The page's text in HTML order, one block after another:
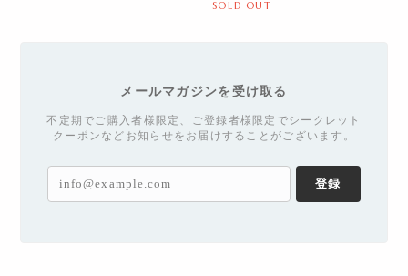
SOLD OUT
メールマガジンを受け取る
不定期でご購入者様限定、ご登録者様限定でシークレット
クーポンなどお知らせをお届けすることがございます。
登録